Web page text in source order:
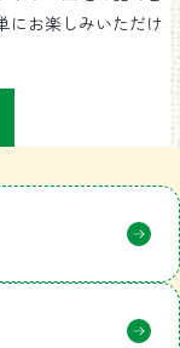
にお楽しみいただけ